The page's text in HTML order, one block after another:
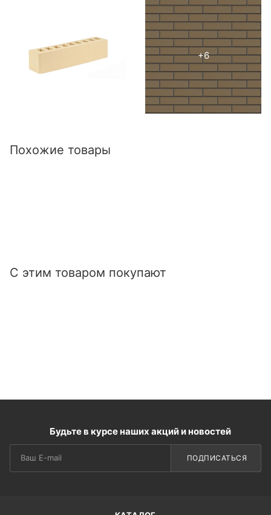
Похожие товары
С этим товаром покупают
Будьте в курсе наших акций и новостей
ПОДПИСАТЬСЯ